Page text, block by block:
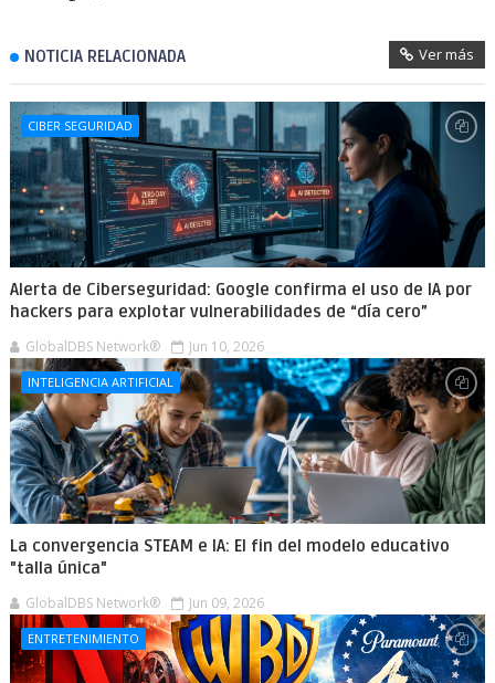
NOTICIA RELACIONADA Ver más
CIBER SEGURIDAD
Alerta de Ciberseguridad: Google confirma el uso de IA por
hackers para explotar vulnerabilidades de “día cero”
GlobalDBS Network® Jun 10, 2026
INTELIGENCIA ARTIFICIAL
La convergencia STEAM e IA: El fin del modelo educativo
"talla única"
GlobalDBS Network® Jun 09, 2026
ENTRETENIMIENTO